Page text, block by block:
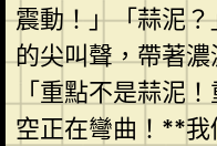
震動！」「蒜泥
的尖叫聲，帶著
「重點不是蒜泥
空正在彎曲！**我